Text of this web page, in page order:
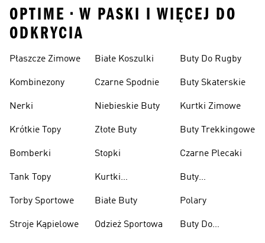
OPTIME • W PASKI I WIĘCEJ DO
ODKRYCIA
Płaszcze Zimowe
Kombinezony
Nerki
Krótkie Topy
Bomberki
Tank Topy
Torby Sportowe
Stroje Kąpielowe
Białe Koszulki
Czarne Spodnie
Niebieskie Buty
Złote Buty
Stopki
Kurtki
Białe Buty
Odzież Sportowa
Buty Do Rugby
Buty Skaterskie
Kurtki Zimowe
Buty Trekkingowe
Czarne Plecaki
Buty
Polary
Buty Do